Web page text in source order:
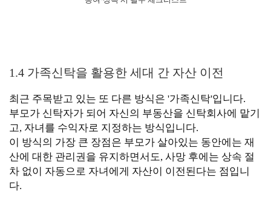
1.4 가족신탁을 활용한 세대 간 자산 이전
최근 주목받고 있는 또 다른 방식은 '가족신탁'입니다.
부모가 신탁자가 되어 자신의 부동산을 신탁회사에 맡기
고, 자녀를 수익자로 지정하는 방식입니다.
이 방식의 가장 큰 장점은 부모가 살아있는 동안에는 재
산에 대한 관리권을 유지하면서도, 사망 후에는 상속 절
차 없이 자동으로 자녀에게 자산이 이전된다는 점입니
다.